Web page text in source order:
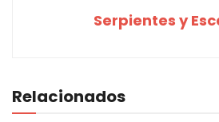
Serpientes y
Relacionados